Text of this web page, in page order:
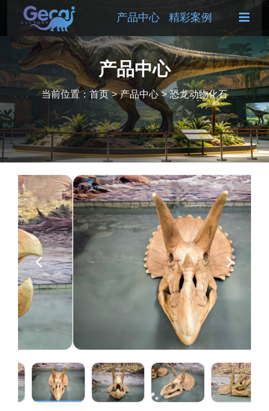
产品中心 精彩案例
产品中心
当前位置： 首页 > 产品中心 > 恐龙动物化石